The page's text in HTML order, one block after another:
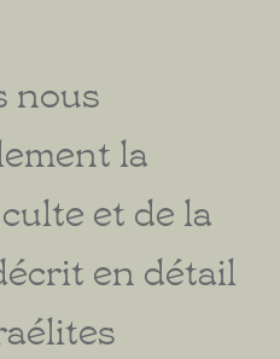
nous
la
et de la
en détail